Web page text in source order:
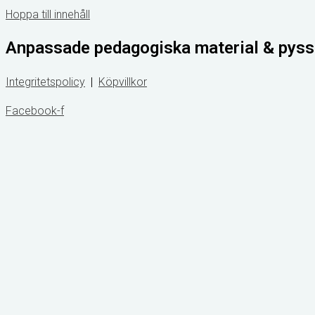
Hoppa till innehåll
Anpassade pedagogiska material &
Integritetspolicy | Köpvillkor
Facebook-f